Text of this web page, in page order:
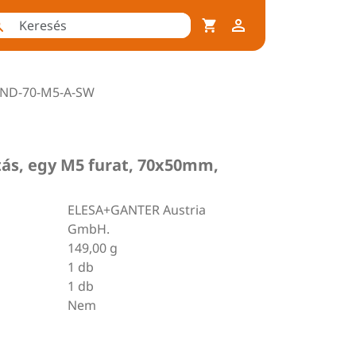
70-M5-A-SW
egy M5 furat, 70x50mm,
ELESA+GANTER Austria
GmbH.
149,00 g
1 db
1 db
Nem